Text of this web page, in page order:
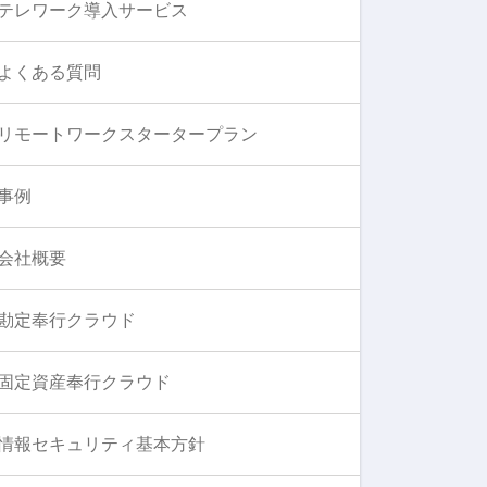
レワーク導入サービス
くある質問
モートワークスタータープラン
例
社概要
定奉行クラウド
定資産奉行クラウド
報セキュリティ基本方針